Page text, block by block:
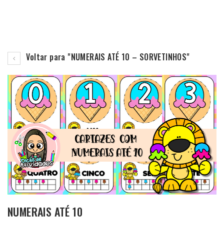
Voltar para "NUMERAIS ATÉ 10 – SORVETINHOS"
NUMERAIS ATÉ 10